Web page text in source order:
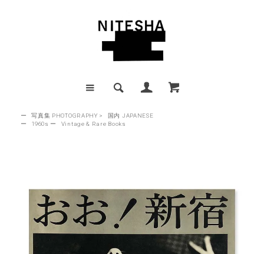
ー 写真集 PHOTOGRAPHY >
国内 JAPANESE
ー
1960s ー Vintage & Rare Books